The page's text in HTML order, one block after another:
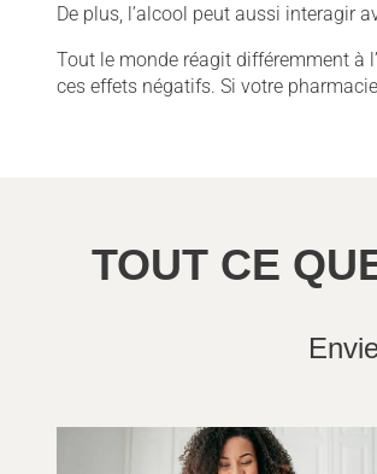
De plus, l’alcool peut aussi interagir
Tout le monde réagit différemment à
ces effets négatifs. Si votre
TOUT CE